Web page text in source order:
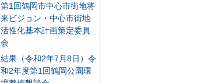
第1回鶴岡市中心市街地将
来ビジョン・中心市街地
活性化基本計画策定委員
会
結果（令和2年7月8日）令
和2年度第1回鶴岡公園環